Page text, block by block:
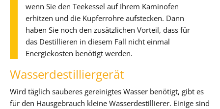
wenn Sie den Teekessel auf Ihrem Kaminofen
erhitzen und die Kupferrohre aufstecken. Dann
haben Sie noch den zusätzlichen Vorteil, dass für
das Destillieren in diesem Fall nicht einmal
Energiekosten benötigt werden.
Wasserdestilliergerät
Wird täglich sauberes gereinigtes Wasser benötigt, gibt es
für den Hausgebrauch kleine Wasserdestillierer. Einige sind